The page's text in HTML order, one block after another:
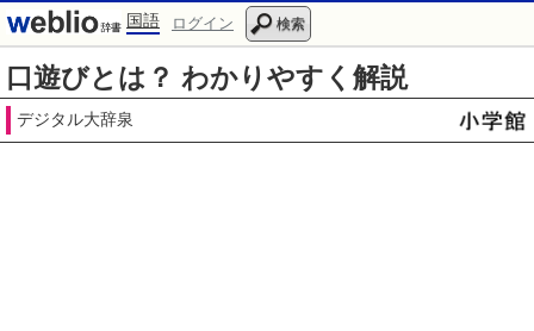
国語 ログイン 検索
口遊びとは？ わかりやすく解説
デジタル大辞泉